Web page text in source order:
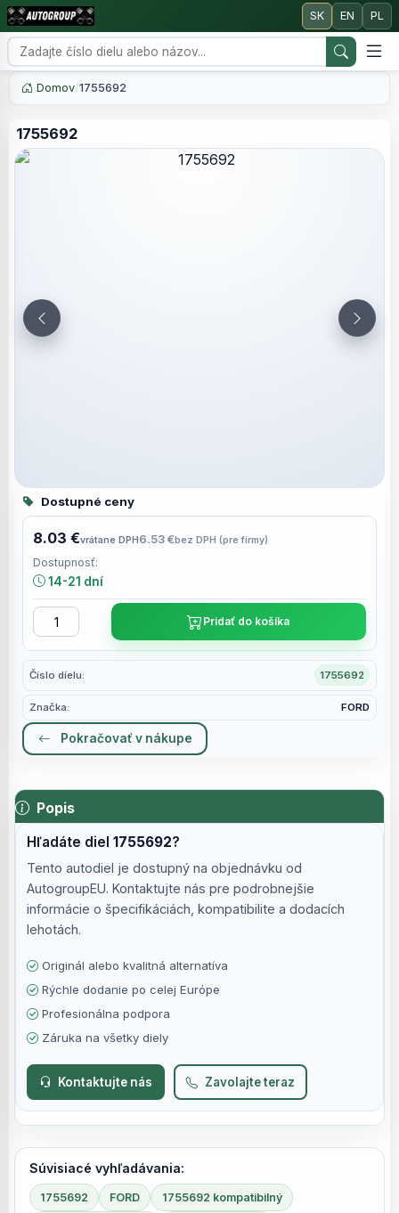
SK EN PL
Domov/1755692
1755692
Číslo dielu: 1755692
Značka: FORD
Dostupné ceny
8.03 €vrátane DPH6.53 €bez DPH (pre firmy)
Dostupnosť:
14-21 dní
Pridať do košíka
Pokračovať v nákupe
Popis
Hľadáte diel1755692?
Tento autodiel je dostupný na objednávku od
AutogroupEU. Kontaktujte nás pre podrobnejšie
informácie o špecifikáciách, kompatibilite a dodacích
lehotách.
Originál alebo kvalitná alternatíva
Rýchle dodanie po celej Európe
Profesionálna podpora
Záruka na všetky diely
Kontaktujte nás Zavolajte teraz
Súvisiacé vyhľadávania:
1755692 FORD 1755692 kompatibilný